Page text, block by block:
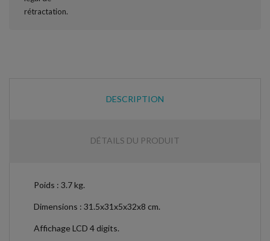
DESCRIPTION
DÉTAILS DU PRODUIT
Poids : 3.7 kg.
Dimensions : 31.5x31x5x32x8 cm.
Affichage LCD 4 digits.